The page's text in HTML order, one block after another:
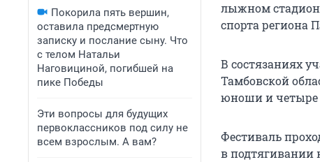
Покорила пять вершин,
оставила предсмертную
записку и послание сыну. Что
с телом Натальи
Наговициной, погибшей на
пике Победы
Эти вопросы для будущих
первоклассников под силу не
всем взрослым. А вам?
лыжном
спорта региона
В состязаниях
Тамбовской
юноши и четыре
Фестиваль
в подтягивании